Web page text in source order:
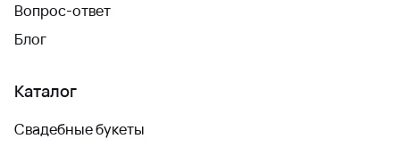
Вопрос-ответ
Блог
Каталог
Свадебные букеты